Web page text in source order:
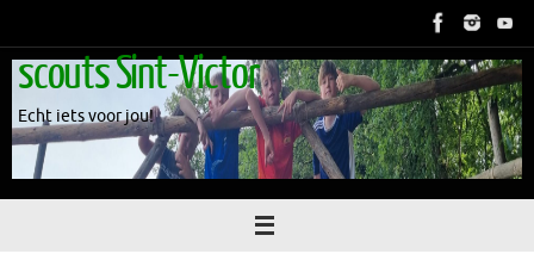
content
scouts Sint-Victor
Echt iets voor jou!